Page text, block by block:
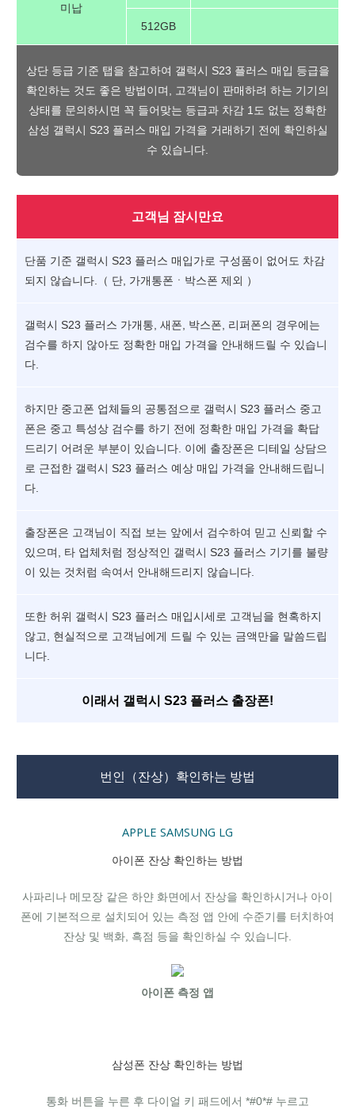
미납
512GB
상단 등급 기준 탭을 참고하여 갤럭시 S23 플러스 매입 등급을
확인하는 것도 좋은 방법이며, 고객님이 판매하려 하는 기기의
상태를 문의하시면 꼭 들어맞는 등급과 차감 1도 없는 정확한
삼성 갤럭시 S23 플러스 매입 가격을 거래하기 전에 확인하실
수 있습니다.
고객님 잠시만요
단품 기준 갤럭시 S23 플러스 매입가로 구성품이 없어도 차감
되지 않습니다.（ 단, 가개통폰ㆍ박스폰 제외 ）
갤럭시 S23 플러스 가개통, 새폰, 박스폰, 리퍼폰의 경우에는
검수를 하지 않아도 정확한 매입 가격을 안내해드릴 수 있습니
다.
하지만 중고폰 업체들의 공통점으로 갤럭시 S23 플러스 중고
폰은 중고 특성상 검수를 하기 전에 정확한 매입 가격을 확답
드리기 어려운 부분이 있습니다. 이에 출장폰은 디테일 상담으
로 근접한 갤럭시 S23 플러스 예상 매입 가격을 안내해드립니
다.
출장폰은 고객님이 직접 보는 앞에서 검수하여 믿고 신뢰할 수
있으며, 타 업체처럼 정상적인 갤럭시 S23 플러스 기기를 불량
이 있는 것처럼 속여서 안내해드리지 않습니다.
또한 허위 갤럭시 S23 플러스 매입시세로 고객님을 현혹하지
않고, 현실적으로 고객님에게 드릴 수 있는 금액만을 말씀드립
니다.
이래서 갤럭시 S23 플러스 출장폰!
번인（잔상）확인하는 방법
APPLE SAMSUNG LG
아이폰 잔상 확인하는 방법
사파리나 메모장 같은 하얀 화면에서 잔상을 확인하시거나 아이
폰에 기본적으로 설치되어 있는 측정 앱 안에 수준기를 터치하여
잔상 및 백화, 흑점 등을 확인하실 수 있습니다.
아이폰 측정 앱
삼성폰 잔상 확인하는 방법
통화 버튼을 누른 후 다이얼 키 패드에서 *#0*# 누르고